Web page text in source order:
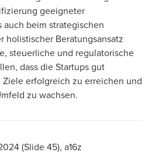
geeigneter
beim strategischen
holistischer Beratungsansatz
steuerliche und regulatorische
dass die Startups gut
erfolgreich zu erreichen und
zu wachsen.
(Slide 45), a16z